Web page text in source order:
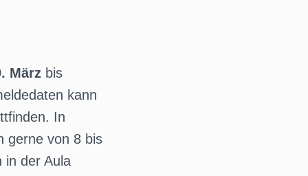
März bis
kann
In
gerne von 8 bis
in der Aula